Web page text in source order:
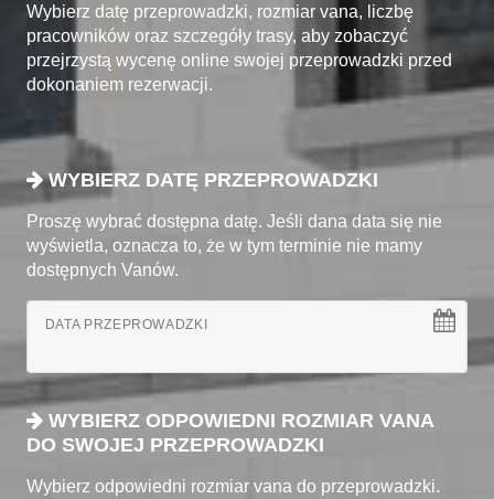
Wybierz datę przeprowadzki, rozmiar vana, liczbę
pracowników oraz szczegóły trasy, aby zobaczyć
przejrzystą wycenę online swojej przeprowadzki przed
dokonaniem rezerwacji.
WYBIERZ DATĘ PRZEPROWADZKI
Proszę wybrać dostępna datę. Jeśli dana data się nie
wyświetla, oznacza to, że w tym terminie nie mamy
dostępnych Vanów.
DATA PRZEPROWADZKI
WYBIERZ ODPOWIEDNI ROZMIAR VANA
DO SWOJEJ PRZEPROWADZKI
Wybierz odpowiedni rozmiar vana do przeprowadzki.